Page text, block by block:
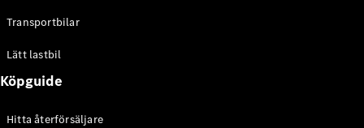
eSprinter
eSprinter
Chassi
eSprinter
Transportbilar
Lätt lastbil
Köpguide
Hitta återförsäljare